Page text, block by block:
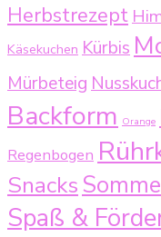
Herbstrezept
Käsekuchen Kürbis
Mürbeteig
Backform Orange
Regenbogen
Snacks
Spaß &